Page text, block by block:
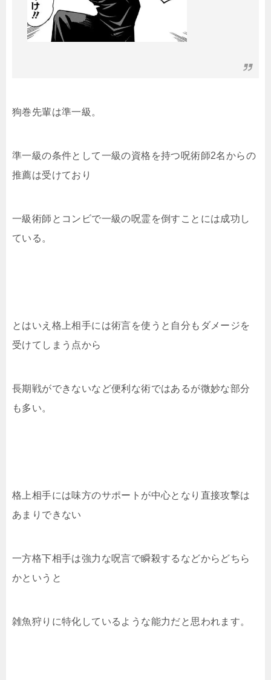
狗巻先輩は準一級。
準一級の条件として一級の資格を持つ呪術師2名からの
推薦は受けており
一級術師とコンビで一級の呪霊を倒すことには成功し
ている。
とはいえ格上相手には術言を使うと自分もダメージを
受けてしまう点から
長期戦ができないなど便利な術ではあるが微妙な部分
も多い。
格上相手には味方のサポートが中心となり直接攻撃は
あまりできない
一方格下相手は強力な呪言で瞬殺するなどからどちら
かというと
雑魚狩りに特化しているような能力だと思われます。